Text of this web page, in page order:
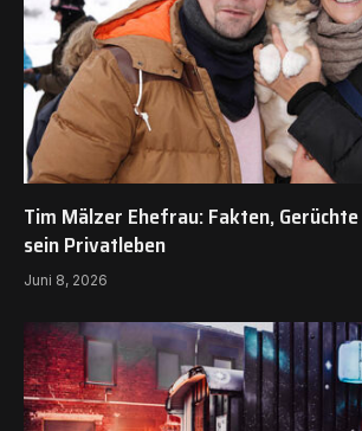
Tim Mälzer Ehefrau: Fakten,
sein Privatleben
Juni 8, 2026